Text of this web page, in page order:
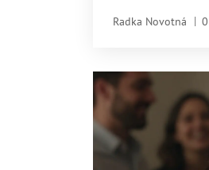
Radka Novotná